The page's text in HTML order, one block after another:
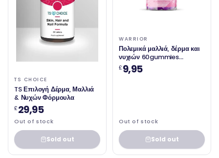
TS CHOICE
TS Επιλογή Δέρμα, Μαλλιά
& Νυχών Φόρμουλα
£29,95
Out of stock
Sold out
WARRIOR
Πολεμικά μαλλιά, δέρμα και
νυχιών 60gummies
βατόμουρο
£9,95
Out of stock
Sold out